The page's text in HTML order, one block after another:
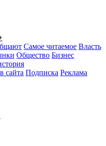
Самое читаемое Власть
Общество Бизнес
сайта Подписка Реклама